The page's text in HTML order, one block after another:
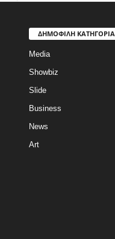
ΔΗΜΟΦΙΛΗ ΚΑΤΗΓΟΡΙΑ
Media
Showbiz
Slide
Business
News
Art